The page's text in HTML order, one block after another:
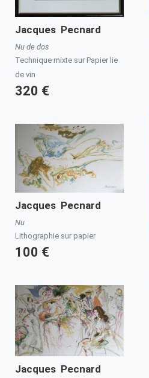
Jacques Pecnard
Nu de dos
Technique mixte sur Papier lie
de vin
320 €
Jacques Pecnard
Nu
Lithographie sur papier
100 €
Jacques Pecnard